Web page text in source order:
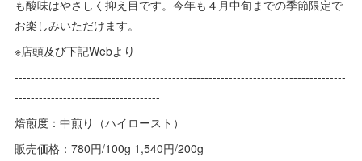
も酸味はやさしく抑え目です。今年も４月中旬までの季節限定で
お楽しみいただけます。
※店頭及び下記Webより
----------------------------------------------------------------------------------
------------------------------------
焙煎度：中煎り（ハイロースト）
販売価格：780円/100g 1,540円/200g